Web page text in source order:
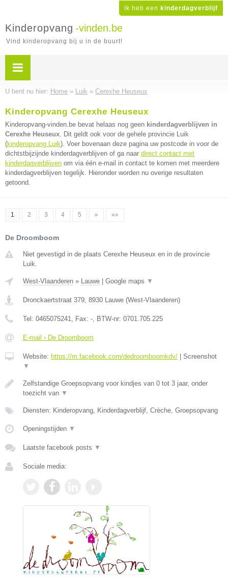
Ik heb een kinderdagverblijf
Kinderopvang -vinden.be
Vind kinderopvang bij u in de buurt!
U bent nu hier: Home » Luik » Cerexhe Heuseux
Kinderopvang Cerexhe Heuseux
Kinderopvang-vinden.be bevat helaas nog geen kinderdagverblijven in
Cerexhe Heuseux. Dit geldt ook voor de gehele provincie Luik
(kinderopvang Luik). Voer bovenaan deze pagina uw postcode in voor de
dichtstbijzijnde kinderdagverblijven of ga naar direct contact met
kinderdagverblijven om via één e-mail in contact te komen met meerdere
kinderdagverblijven tegelijk. Hieronder worden nu overige resultaten
getoond.
1 2 3 4 5 » »»
De Droomboom
Niet gevestigd in de plaats Cerexhe Heuseux en in de provincie
Luik.
West-Vlaanderen » Lauwe Google maps ▼
Dronckaertstraat 379, 8930 Lauwe (West-Vlaanderen)
Tel: 0465075241, Fax: -, BTW-nr: 0701.705.225
E-mail › De Droomboom
Website: https://m.facebook.com/dedroomboomkdv/
Screenshot
▼
Zelfstandige Groepsopvang voor kindjes van 0 tot 3 jaar, onder
toezicht van ▼
Diensten: Kinderopvang, Kinderdagverblijf, Crèche, Groepsopvang
Openingstijden ▼
Laatste facebook posts ▼
Sociale media: